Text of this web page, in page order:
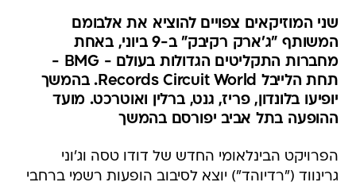
שני המוזיקאים צפויים להוציא את אלבומם
המשותף "ג'ארק רקיבק" ב-9 ביוני, באחת
מחברות התקליטים הגדולות בעולם - BMG -
תחת הלייבל Records Circuit World. בהמשך
יופיעו בלונדון, פריז, גנט, ברלין ואוטרכט. מועד
ההופעה בתל אביב יפורסם בהמשך
הפרויקט הבינלאומי החדש של דודו טסה וג'וני
גרינווד ("רדיוהד") יוצא לסיבוב הופעות רשמי ברחבי